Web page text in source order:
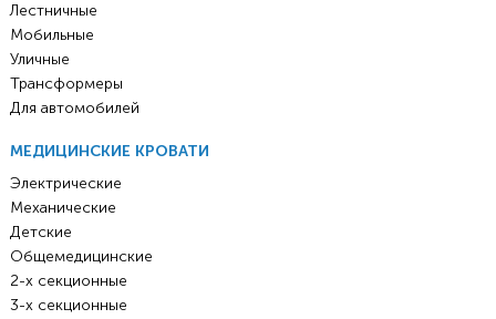
Лестничные
Мобильные
Уличные
Трансформеры
Для автомобилей
МЕДИЦИНСКИЕ КРОВАТИ
Электрические
Механические
Детские
Общемедицинские
2-х секционные
3-х секционные